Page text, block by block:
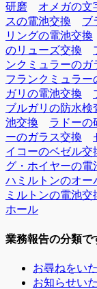
研磨
オメガの文
スの電池交換
ブ
リングの電池交換
のリューズ交換
ンクミュラーのガ
フランクミュラー
ガリの電池交換
ブルガリの防水検
池交換
ラドーの
ーのガラス交換
イコーのベゼル交
グ・ホイヤーの電
ハミルトンのオー
ミルトンの電池交
ホール
業務報告の分類で
お尋ねをい
お知らせい